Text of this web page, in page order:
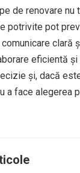
de renovare nu
potrivite pot
clară
eficientă
și, dacă
a face alegerea